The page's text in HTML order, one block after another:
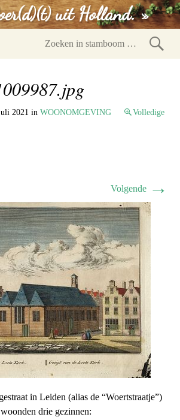
uit Holland. »
2021 in WOONOMGEVING
Volledige
Volgende →
in Leiden (alias de “Woertstraatje”)
woonden drie gezinnen: